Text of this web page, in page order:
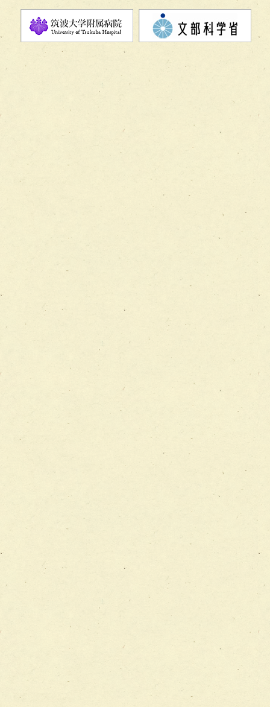
チーム11【摂食・嚥下サポートチーム】
チーム12【こどもの食育支援チーム】
チーム13【非がんに対する緩和ケアチーム】